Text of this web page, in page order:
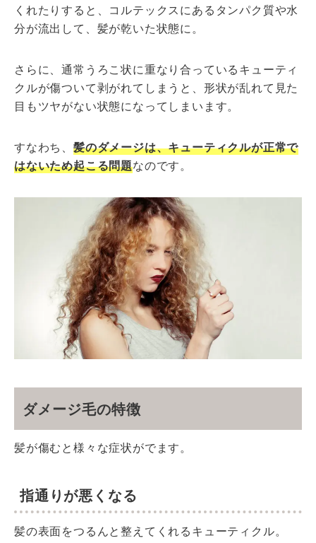
くれたりすると、コルテックスにあるタンパク質や水
分が流出して、髪が乾いた状態に。
さらに、通常うろこ状に重なり合っているキューティ
クルが傷ついて剥がれてしまうと、形状が乱れて見た
目もツヤがない状態になってしまいます。
すなわち、 髪のダメージは、キューティクルが正常で
はないため起こる問題なのです。
ダメージ毛の特徴
髪が傷むと様々な症状がでます。
指通りが悪くなる
髪の表面をつるんと整えてくれるキューティクル。